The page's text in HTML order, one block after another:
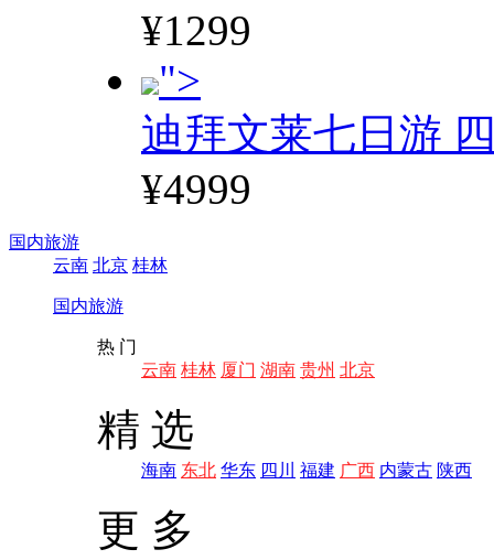
¥1299
">
迪拜文莱七日游
¥4999
国内旅游
云南 北京 桂林
国内旅游
热 门
云南 桂林 厦门 湖南 贵州 北京
精 选
海南 东北 华东 四川 福建 广西 内蒙古 陕西
更 多